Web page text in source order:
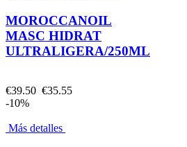
MOROCCANOIL
MASC HIDRAT
ULTRALIGERA/250ML
€39.50 €35.55
-10%
Más detalles